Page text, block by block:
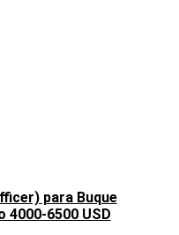
para Buque
6500 USD